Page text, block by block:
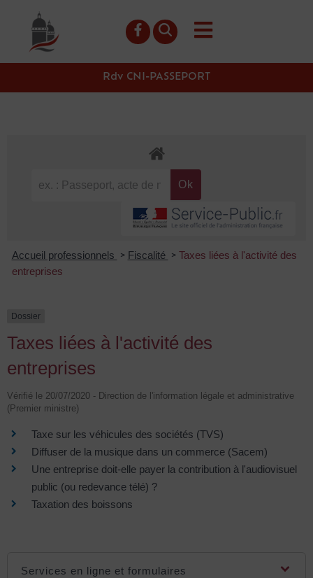
principal
Rdv CNI-PASSEPORT
Accueil professionnels > Fiscalité > Taxes liées à l'activité des
entreprises
Dossier
Taxes liées à l'activité des
entreprises
Vérifié le 20/07/2020 - Direction de l'information légale et administrative
(Premier ministre)
Taxe sur les véhicules des sociétés (TVS)
Diffuser de la musique dans un commerce (Sacem)
Une entreprise doit-elle payer la contribution à l'audiovisuel
public (ou redevance télé) ?
Taxation des boissons
Services en ligne et formulaires